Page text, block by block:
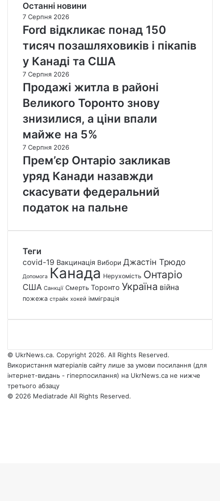
Останні новини
7 Серпня 2026
Ford відкликає понад 150
тисяч позашляховиків і пікапів
у Канаді та США
7 Серпня 2026
Продажі житла в районі
Великого Торонто знову
знизилися, а ціни впали
майже на 5%
7 Серпня 2026
Прем’єр Онтаріо закликав
уряд Канади назавжди
скасувати федеральний
податок на пальне
Теги
covid-19 Вакцинація Вибори Джастін Трюдо
Допомога Канада Нерухомість Онтаріо
США Санкції Смерть Торонто Україна війна
пожежа страйк хокей імміграція
© UkrNews.ca. Copyright 2026. All Rights Reserved.
Використання матеріалів сайту лише за умови посилання (для
інтернет-видань - гіперпосилання) на UkrNews.ca не нижче
третього абзацу
© 2026 Mediatrade All Rights Reserved.